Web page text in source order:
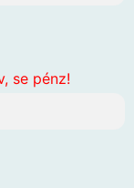
se pénz!